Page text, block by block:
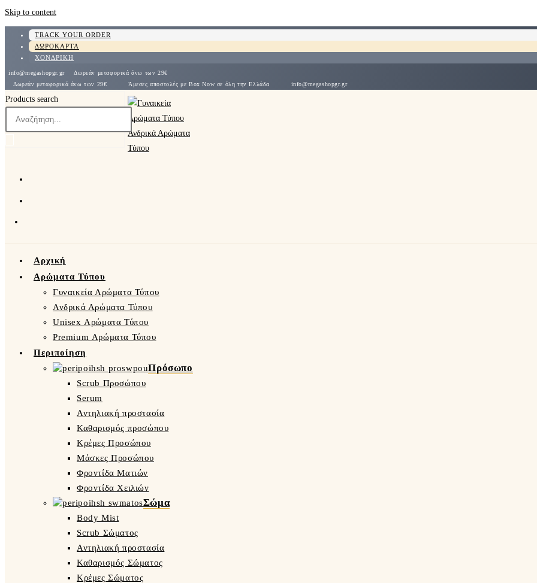
Skip to content
TRACK YOUR ORDER
ΔΩΡΟΚΑΡΤΑ
ΧΟΝΔΡΙΚΗ
info@megashopgr.gr
Δωρεάν μεταφορικά άνω των 29€
Δωρεάν μεταφορικά άνω των 29€
Άμεσες αποστολές με Box Now σε όλη την Ελλάδα info@megashopgr.gr
Products search
Αρχική
Αρώματα Τύπου
Γυναικεία Αρώματα Τύπου
Ανδρικά Αρώματα Τύπου
Unisex Αρώματα Τύπου
Premium Αρώματα Τύπου
Περιποίηση
Πρόσωπο
Scrub Προσώπου
Serum
Αντηλιακή προστασία
Καθαρισμός προσώπου
Κρέμες Προσώπου
Μάσκες Προσώπου
Φροντίδα Ματιών
Φροντίδα Χειλιών
Σώμα
Body Mist
Scrub Σώματος
Αντηλιακή προστασία
Καθαρισμός Σώματος
Κρέμες Σώματος